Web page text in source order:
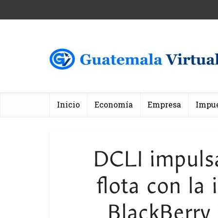
Inicio Economía Empresa
DCLI
flota con la